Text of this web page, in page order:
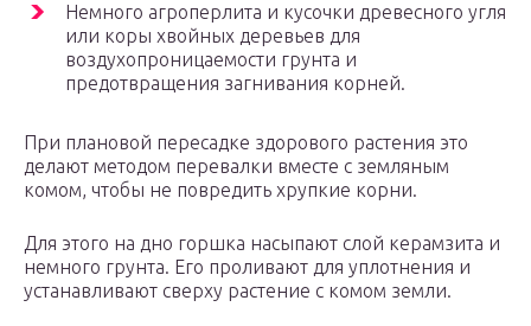
Немного агроперлита и кусочки древесного угля
или коры хвойных деревьев для
воздухопроницаемости грунта и
предотвращения загнивания корней.
При плановой пересадке здорового растения это
делают методом перевалки вместе с земляным
комом, чтобы не повредить хрупкие корни.
Для этого на дно горшка насыпают слой керамзита и
немного грунта. Его проливают для уплотнения и
устанавливают сверху растение с комом земли.